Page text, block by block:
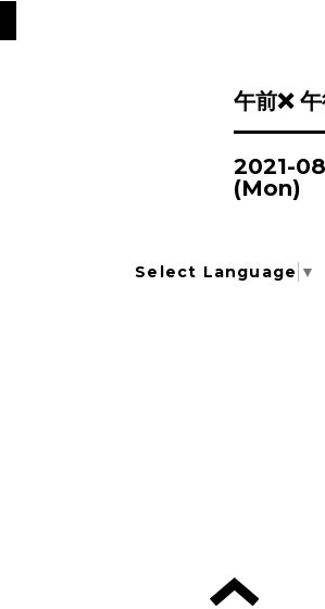
午前❌
2021-
(Mon)
Select Language ▼